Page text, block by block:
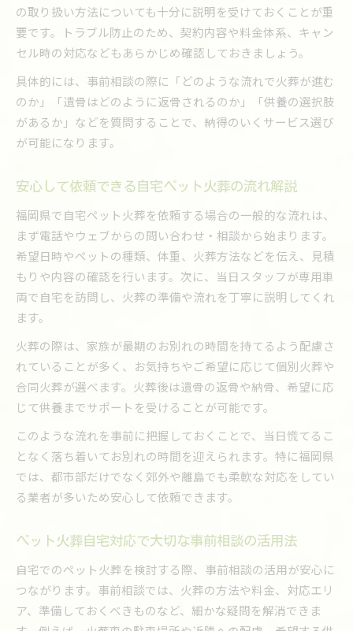
の取り扱い方法についても十分に説明を受けておくことが重
要です。トラブル防止のため、契約内容や料金体系、キャン
セル時の対応などもあらかじめ確認しておきましょう。
具体的には、事前相談の際に「どのような流れで火葬が進む
のか」「遺骨はどのように返骨されるのか」「供養の選択肢
があるか」などを質問することで、納得のいくサービス選び
が可能になります。
安心して依頼できる自宅ペット火葬の流れ解説
福岡県で自宅ペット火葬を依頼する場合の一般的な流れは、
まず電話やウェブからの問い合わせ・相談から始まります。
希望日時やペットの種類、体重、火葬方法などを伝え、見積
もりや内容の確認を行います。次に、当日スタッフが専用車
両で自宅を訪問し、火葬の準備や流れを丁寧に説明してくれ
ます。
火葬の際は、家族が最期のお別れの時間を持てるよう配慮さ
れていることが多く、お気持ちやご希望に応じて個別火葬や
合同火葬が選べます。火葬後は遺骨の返骨や納骨、希望に応
じて供養までサポートを受けることが可能です。
このような流れを事前に把握しておくことで、当日慌てるこ
となく落ち着いてお別れの時間を迎えられます。特に福岡県
では、都市部だけでなく郊外や離島でも柔軟な対応をしてい
る業者が多いため安心して依頼できます。
ペット火葬自宅対応で大切な事前相談の活用法
自宅でのペット火葬を検討する際、事前相談の活用が安心に
つながります。事前相談では、火葬の方法や料金、対応エリ
ア、準備しておくべきものなど、細かな疑問を解消できま